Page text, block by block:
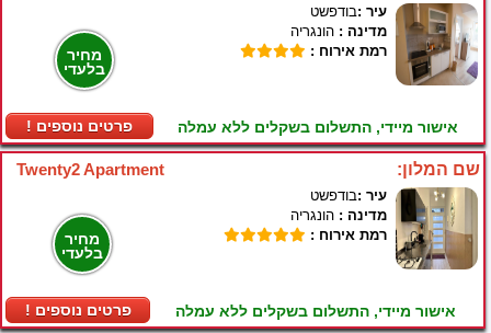
מחיר
בלעדי
! פרטים נוספים
עיר :בודפשט
מדינה : הונגריה
רמת אירוח :
אישור מיידי, התשלום בשקלים ללא עמלה
Twenty2 Apartment שם המלון:
מחיר
בלעדי
! פרטים נוספים
עיר :בודפשט
מדינה : הונגריה
רמת אירוח :
אישור מיידי, התשלום בשקלים ללא עמלה